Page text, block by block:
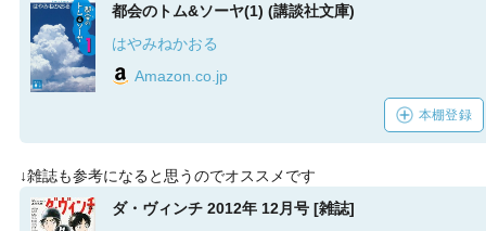
都会のトム&ソーヤ(1) (講談社文庫)
はやみねかおる
Amazon.co.jp
本棚登録
↓雑誌も参考になると思うのでオススメです
ダ・ヴィンチ 2012年 12月号 [雑誌]